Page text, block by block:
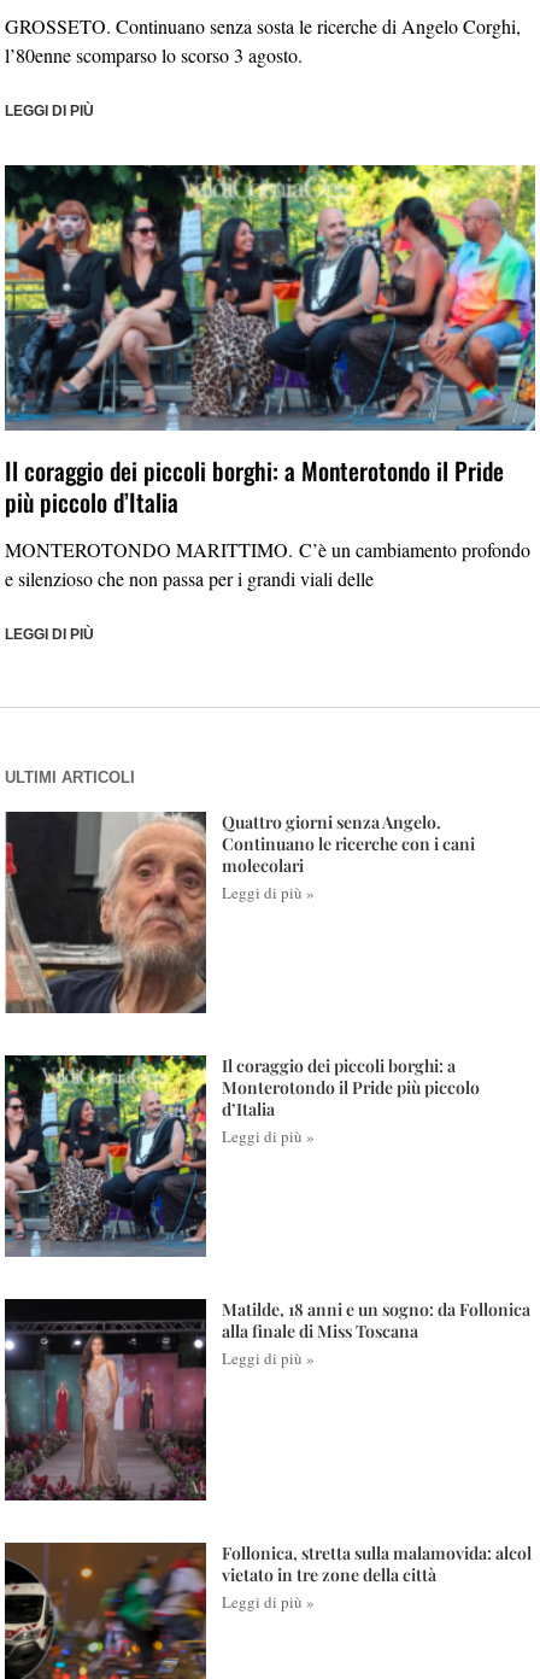
GROSSETO. Continuano senza sosta le ricerche di Angelo Corghi,
l’80enne scomparso lo scorso 3 agosto.
LEGGI DI PIÙ
Il coraggio dei piccoli borghi: a Monterotondo il Pride
più piccolo d’Italia
MONTEROTONDO MARITTIMO. C’è un cambiamento profondo
e silenzioso che non passa per i grandi viali delle
LEGGI DI PIÙ
ULTIMI ARTICOLI
Quattro giorni senza Angelo.
Continuano le ricerche con i cani
molecolari
Leggi di più »
Il coraggio dei piccoli borghi: a
Monterotondo il Pride più piccolo
d’Italia
Leggi di più »
Matilde, 18 anni e un sogno: da Follonica
alla finale di Miss Toscana
Leggi di più »
Follonica, stretta sulla malamovida: alcol
vietato in tre zone della città
Leggi di più »